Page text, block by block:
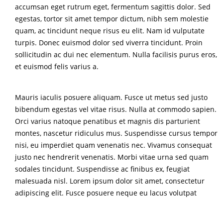
accumsan eget rutrum eget, fermentum sagittis dolor. Sed
egestas, tortor sit amet tempor dictum, nibh sem molestie
quam, ac tincidunt neque risus eu elit. Nam id vulputate
turpis. Donec euismod dolor sed viverra tincidunt. Proin
sollicitudin ac dui nec elementum. Nulla facilisis purus eros,
et euismod felis varius a.
Mauris iaculis posuere aliquam. Fusce ut metus sed justo
bibendum egestas vel vitae risus. Nulla at commodo sapien.
Orci varius natoque penatibus et magnis dis parturient
montes, nascetur ridiculus mus. Suspendisse cursus tempor
nisi, eu imperdiet quam venenatis nec. Vivamus consequat
justo nec hendrerit venenatis. Morbi vitae urna sed quam
sodales tincidunt. Suspendisse ac finibus ex, feugiat
malesuada nisl. Lorem ipsum dolor sit amet, consectetur
adipiscing elit. Fusce posuere neque eu lacus volutpat